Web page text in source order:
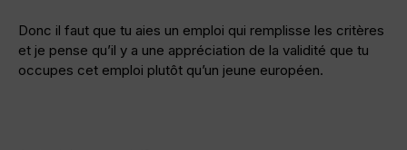
Donc il faut que tu aies un emploi qui remplisse les critères
et je pense qu’il y a une appréciation de la validité que tu
occupes cet emploi plutôt qu’un jeune européen.